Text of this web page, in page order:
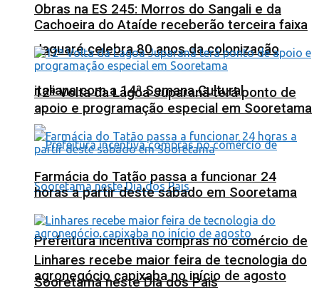
Jaguaré celebra 80 anos da colonização
italiana com a 14ª Semana Cultural
Prefeitura incentiva compras no comércio de
Sooretama neste Dia dos Pais
Obras na ES 245: Morros do Sangali e da
Cachoeira do Ataíde receberão terceira faixa
12ª Volta da Lagoa Juparanã terá ponto de
apoio e programação especial em Sooretama
Farmácia do Tatão passa a funcionar 24
horas a partir deste sábado em Sooretama
Linhares recebe maior feira de tecnologia do
agronegócio capixaba no início de agosto